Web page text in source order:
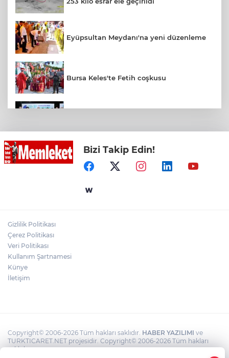
Eyüpsultan Meydanı'na yeni düzenleme
Bursa Keles'te Fetih coşkusu
Muhtarlardan makarna yarışı
VakıfBank’ın aktif büyüklüğü yıllık bazda
Bizi Takip Edin!
Gizlilik Politikası
Çerez Politikası
Veri Politikası
Kullanım Şartnamesi
Künye
İletişim
Copyright© 2006-2026 Tüm hakları saklıdır. HABER YAZILIMI ve
TURKTICARET.NET projesidir. Copyright© 2006-2026 Tüm hakları
saklıdır.